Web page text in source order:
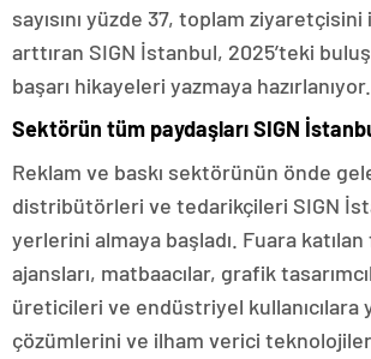
sayısını yüzde 37, toplam ziyaretçisini
arttıran SIGN İstanbul, 2025’teki
başarı hikayeleri yazmaya hazırlanıyor.
Sektörün tüm paydaşları SIGN
Reklam ve baskı sektörünün önde
distribütörleri ve tedarikçileri SIGN
yerlerini almaya başladı. Fuara
ajansları, matbaacılar, grafik
üreticileri ve endüstriyel kullanıcılara
çözümlerini ve ilham verici